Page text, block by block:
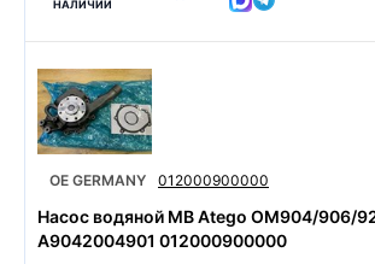
НАЛИЧИИ
OE GERMANY 012000900000
Насос водяной MB Atego OM904/906/
A9042004901 012000900000